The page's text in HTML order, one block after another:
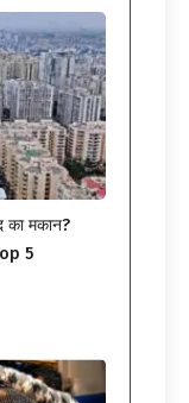
का मकान?
5